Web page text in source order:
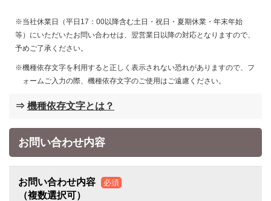
※当社休業日（平日17：00以降含む土日・祝日・夏期休業・年末年始
等）にいただいたお問い合わせは、翌営業日以降の対応となりますので、
予めご了承ください。
機種依存文字を利用すると正しく表示されない恐れがありますので、フ
ォームご入力の際、機種依存文字のご使用はご遠慮ください。
⇒ 機種依存文字とは？
お問い合わせ内容
お問い合わせ内容 必須
（複数選択可）